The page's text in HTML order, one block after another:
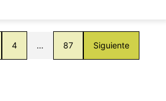
4 … 87 Siguiente